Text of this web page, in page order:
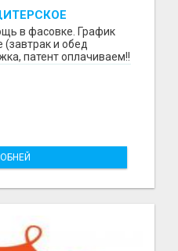
КУРЬЯНОВО)
в фасовке. График
(завтрак и обед
патент оплачиваем!!